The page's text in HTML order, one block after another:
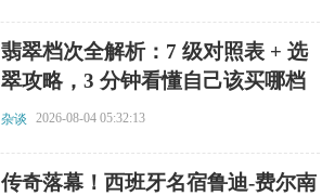
​翡翠档次全解析：7 级对照表 + 选
翠攻略，3 分钟看懂自己该买哪档
杂谈 2026-08-04 05:32:13
​传奇落幕！西班牙名宿鲁迪-费尔南